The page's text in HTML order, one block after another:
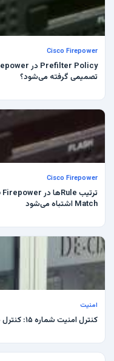
Cisco Firepower
تصمیمی گرفته می‌شود؟
Cisco Firepower
Match اشتباه می‌شود
امنیت
کنترل امنیت شماره ۱۵: کنترل دسترسی بی‌سیم؛ وای‌فای را جدی بگیریم